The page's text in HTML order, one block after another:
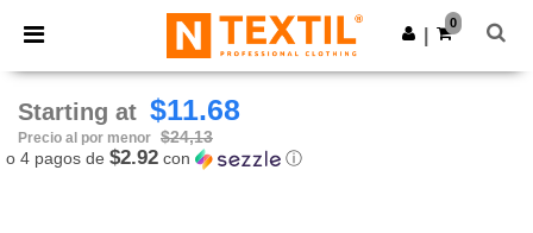
× App de Ntextil
¡Mejores precios en app!
Descargar app
0
Starting at $11.68
Precio al por menor $24,13
o 4 pagos de $2.92 con ⓘ